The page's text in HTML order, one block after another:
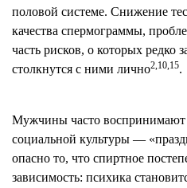
половой системе. Снижение
качества спермограммы,
часть рисков, о которых редко
столкнутся с ними лично2,10,15.
Мужчины часто воспринимают
социальной культуры —
опасно то, что спиртное
зависимость: психика